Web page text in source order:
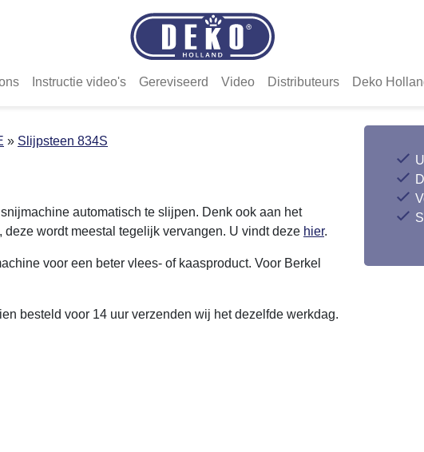
Instructie video's Gereviseerd Video Distributeurs Deko
Slijpsteen 834S
automatisch te slijpen. Denk ook aan het
wordt meestal tegelijk vervangen. U vindt deze hier.
voor een beter vlees- of kaasproduct. Voor Berkel
besteld voor 14 uur verzenden wij het dezelfde werkdag.